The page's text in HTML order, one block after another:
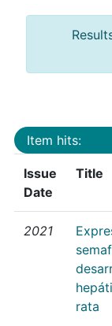
Item hits:
Issue
Date
Title
2021
rata